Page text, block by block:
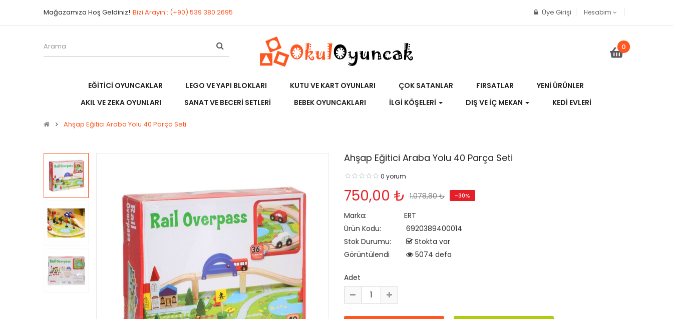
Mağazamıza Hoş Geldiniz! Bizi Arayın : (+90) 539 380 2695 Üye Girişi Hesabım
0
EĞITICI OYUNCAKLAR LEGO VE YAPI BLOKLARI KUTU VE KART OYUNLARI ÇOK SATANLAR FIRSATLAR
YENI ÜRÜNLER
AKIL VE ZEKA OYUNLARI
SANAT VE BECERI SETLERI BEBEK OYUNCAKLARI İLGI KÖŞELERI DIŞ VE İÇ MEKAN KEDI EVLERI
Ahşap Eğitici Araba Yolu 40 Parça Seti
Ahşap Eğitici Araba Yolu 40 Parça Seti
0 yorum
750,00 ₺ 1.078,80 ₺ -30%
Marka:
ERT
Ürün Kodu:
6920389400014
Stok Durumu:
Stokta var
Görüntülendi
5074 defa
Adet